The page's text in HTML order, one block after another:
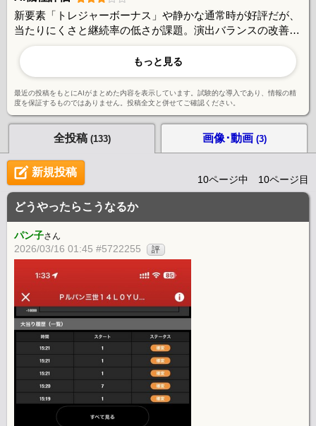
新要素「トレジャーボーナス」や静かな通常時が好評だが、
当たりにくさと継続率の低さが課題。演出バランスの改善や
先読み信頼度の向上が望まれる。ルパンファンには魅力的だ
が、出玉面での不満も多く、賛否両論の機種と言える。
もっと見る
最近の投稿をもとにAIがまとめた内容を表示しています。試験的な導入であり、情報の精
度を保証するものではありません。投稿全文と併せてご確認ください。
全投稿 (133) 画像･動画 (3)
新規投稿
10ページ中 10ページ目
どうやったらこうなるか
パン子さん
2026/03/16 01:45 #5722255 評